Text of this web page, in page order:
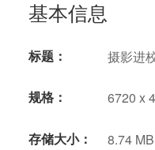
基本信息
标题： 摄影进
规格： 6720 x
存储大小： 8.74